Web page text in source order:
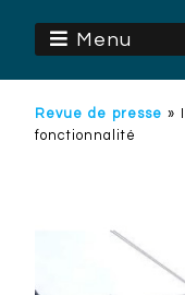
Menu
Revue de presse »
fonctionnalité